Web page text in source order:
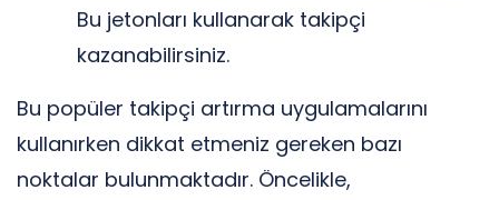
Bu jetonları kullanarak takipçi
kazanabilirsiniz.
Bu popüler takipçi artırma uygulamalarını
kullanırken dikkat etmeniz gereken bazı
noktalar bulunmaktadır. Öncelikle,